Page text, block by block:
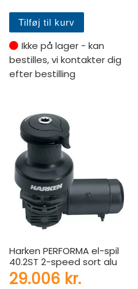
Tilføj til kurv
Ikke på lager - kan
bestilles, vi kontakter dig
efter bestilling
Harken PERFORMA el-spil
40.2ST 2-speed sort alu
29.006 kr.